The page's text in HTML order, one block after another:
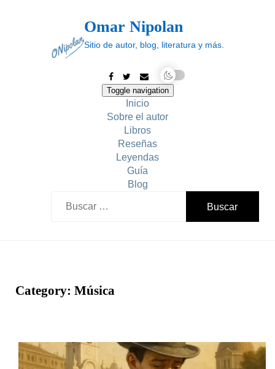
Omar Nipolan
Sitio de autor, blog, literatura y más.
Toggle navigation
Inicio
Sobre el autor
Libros
Reseñas
Leyendas
Guía
Blog
Category: Música